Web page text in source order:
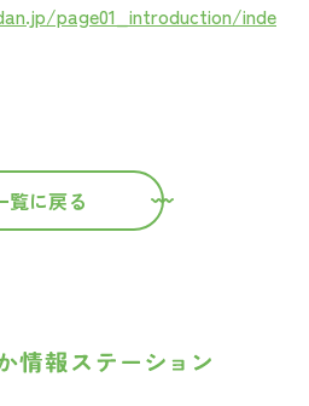
page01_introduction/inde
覧に戻る